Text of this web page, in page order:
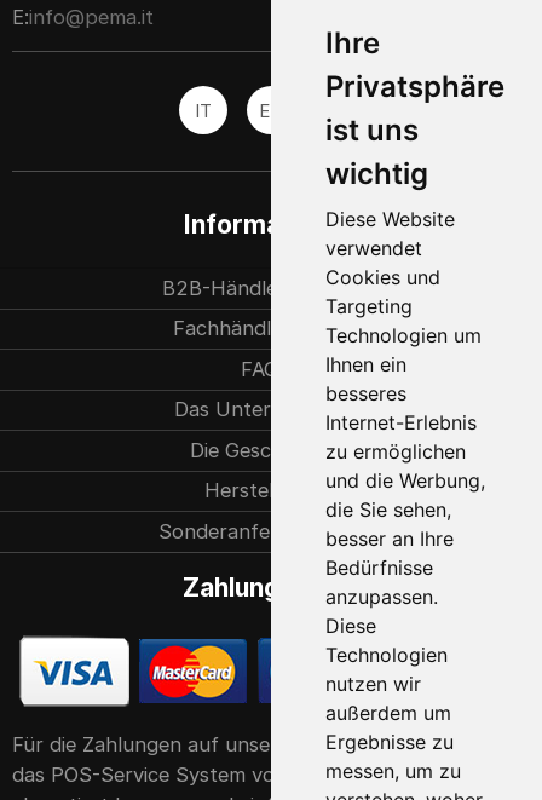
Ihre
Privatsphäre
ist uns
wichtig
Diese Website
verwendet
Cookies und
Targeting
Technologien um
Ihnen ein
besseres
Internet-Erlebnis
zu ermöglichen
und die Werbung,
die Sie sehen,
besser an Ihre
Bedürfnisse
anzupassen.
Diese
Technologien
nutzen wir
außerdem um
Ergebnisse zu
messen, um zu
E:info@pema.it
IT EN
Informationen
B2B-Händlerpartner
Fachhändlersuche
FAQ
Das Unternehmen
Die Geschichte
Herstellung
Sonderanfertigungen
Zahlungsarten
Für die Zahlungen auf unserer Website verwenden wir
das POS-Service System von der Raiffeisen Bank. Er